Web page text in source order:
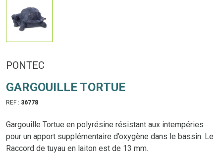
PONTEC
GARGOUILLE TORTUE
REF : 36778
Gargouille Tortue en polyrésine résistant aux intempéries
pour un apport supplémentaire d’oxygène dans le bassin. Le
Raccord de tuyau en laiton est de 13 mm.